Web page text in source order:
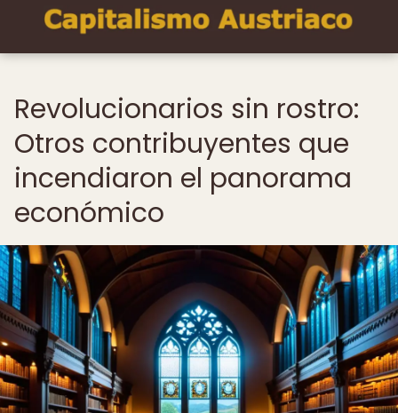
Revolucionarios sin rostro:
Otros contribuyentes que
incendiaron el panorama
económico